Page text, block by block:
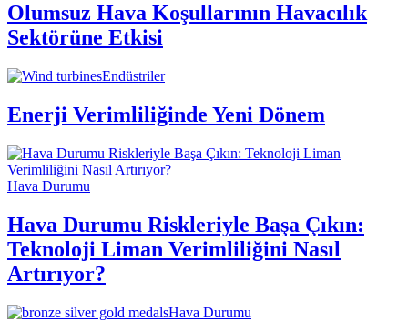
Olumsuz Hava Koşullarının Havacılık
Sektörüne Etkisi
Endüstriler
Enerji Verimliliğinde Yeni Dönem
Hava Durumu
Hava Durumu Riskleriyle Başa Çıkın:
Teknoloji Liman Verimliliğini Nasıl
Artırıyor?
Hava Durumu